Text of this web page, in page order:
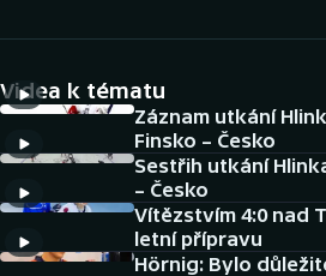
Cyklistika
DALŠÍ SPORTY
Americký fotbal
NEPŘEHLÉDNĚTE
Videa k tématu
Záznam utkání
Finsko – Česko
Sestřih utkání
– Česko
Vítězstvím 4:0 nad
letní přípravu
Hörnig: Bylo